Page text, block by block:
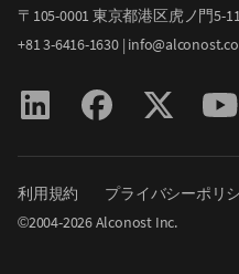
〒105-0001 東京都港区虎ノ門5-
+81 3-6416-1630|
利用規約
プライバシーポリ
©2004-2026Alconost Inc.